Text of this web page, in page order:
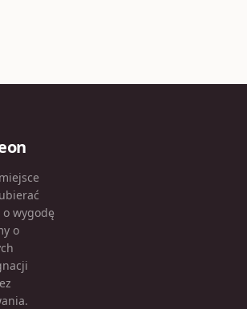
wygodę
o